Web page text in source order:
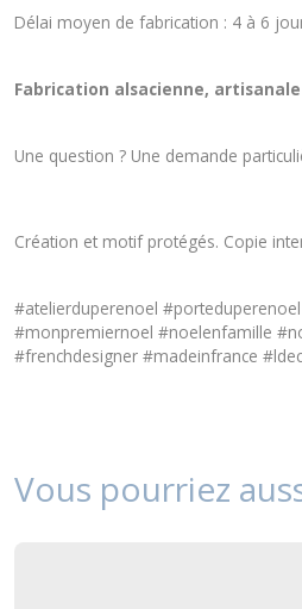
Délai moyen de fabrication : 4 à 6
Fabrication alsacienne,
Une question ? Une demande
Création et motif protégés. Copie
#atelierduperenoel
#monpremiernoel #noelenfamille
#frenchdesigner #madeinfrance
Vous pourriez